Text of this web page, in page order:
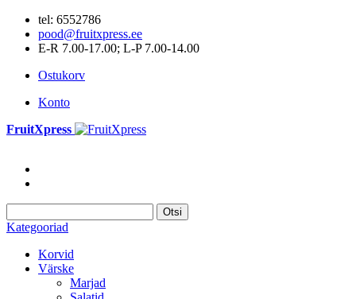
tel: 6552786
pood@fruitxpress.ee
E-R 7.00-17.00; L-P 7.00-14.00
Ostukorv
Konto
FruitXpress
Otsi
Kategooriad
Korvid
Värske
Marjad